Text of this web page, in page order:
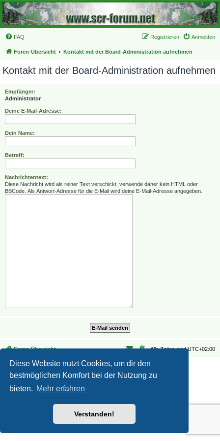
Diese Website nutzt Cookies, um dir den
bestmöglichen Komfort bei der Nutzung zu
bieten. Mehr erfahren
Verstanden!
FAQ Anmelden
Registrieren
Foren-Übersicht Kontakt mit der Board-Administration aufnehmen
Kontakt mit der Board-Administration aufnehmen
Empfänger:
Administrator
Deine E-Mail-Adresse:
Dein Name:
Betreff:
Nachrichtentext:
Diese Nachricht wird als reiner Text verschickt, verwende daher kein HTML oder
BBCode. Als Antwort-Adresse für die E-Mail wird deine E-Mail-Adresse angegeben.
Foren-Übersicht Alle Zeiten sindUTC+02:00
Datenschutz|Nutzungsbedingungen